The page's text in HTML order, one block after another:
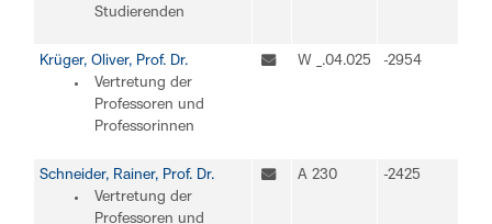
Studierenden
Krüger, Oliver, Prof. Dr.
Vertretung der
Professoren und
Professorinnen
W _.04.025 -2954
Schneider, Rainer, Prof. Dr.
Vertretung der
Professoren und
A 230 -2425